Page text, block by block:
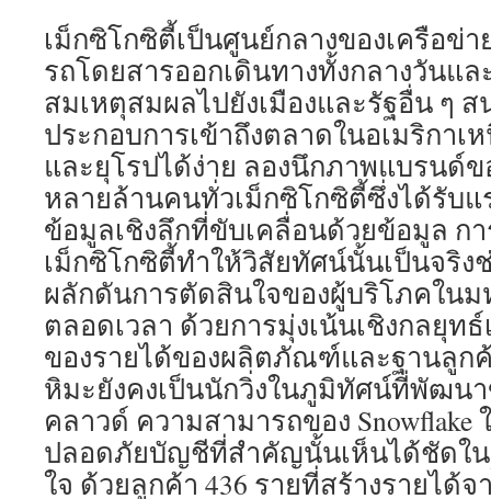
เม็กซิโกซิตี้เป็นศูนย์กลางของเครือข่
รถโดยสารออกเดินทางทั้งกลางวันแ
สมเหตุสมผลไปยังเมืองและรัฐอื่น ๆ
ประกอบการเข้าถึงตลาดในอเมริกาเ
และยุโรปได้ง่าย ลองนึกภาพแบรนด์
หลายล้านคนทั่วเม็กซิโกซิตี้ซึ่งได้รับแ
ข้อมูลเชิงลึกที่ขับเคลื่อนด้วยข้อมูล ก
เม็กซิโกซิตี้ทำให้วิสัยทัศน์นั้นเป็นจริง
ผลักดันการตัดสินใจของผู้บริโภคใน
ตลอดเวลา ด้วยการมุ่งเน้นเชิงกลยุท
ของรายได้ของผลิตภัณฑ์และฐานลูก
หิมะยังคงเป็นนักวิ่งในภูมิทัศน์ที่พัฒน
คลาวด์ ความสามารถของ Snowflake
ปลอดภัยบัญชีที่สำคัญนั้นเห็นได้ชัดใ
ใจ ด้วยลูกค้า 436 รายที่สร้างรายไ